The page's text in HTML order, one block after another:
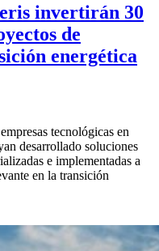
invertirán 30
de
energética
tecnológicas en
desarrollado soluciones
e implementadas a
en la transición